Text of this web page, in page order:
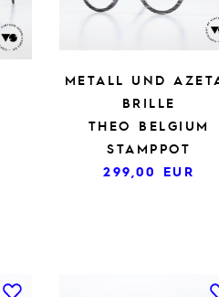
METALL UND
BRILLE
THEO BELGIUM
STAMPPOT
299,00 EUR